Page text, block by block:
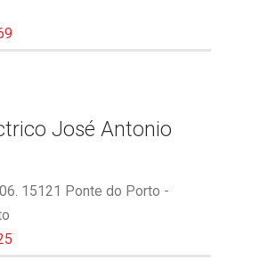
José Antonio
15121 Ponte do Porto -